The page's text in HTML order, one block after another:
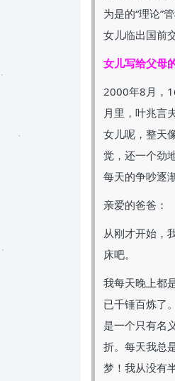
为是的“理论”
女儿临出国前
女儿写给父母
2000年8月，
月里，叶兆言
女儿呢，整天
觉，还一个劲
每天的争吵逐
亲爱的爸爸：
从刚才开始，
床吧。
我每天晚上都
已千锤百炼了
是一个只有名
折。每天我总
梦！我从没有